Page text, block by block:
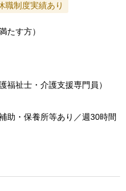
職制度実績あり
たす方）
福祉士・介護支援専門員）
助・保養所等あり／週30時間